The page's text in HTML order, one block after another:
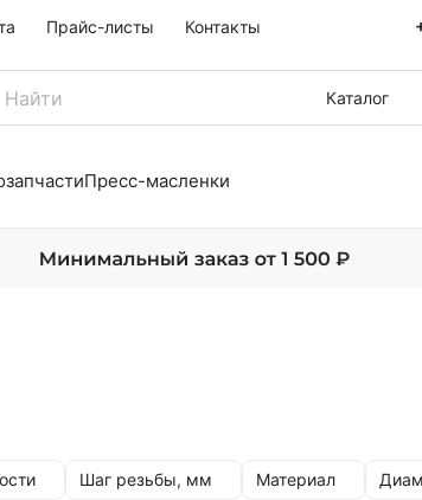
Прайс-листы Контакты
Каталог
Пресс-масленки
Шаг резьбы, мм Материал